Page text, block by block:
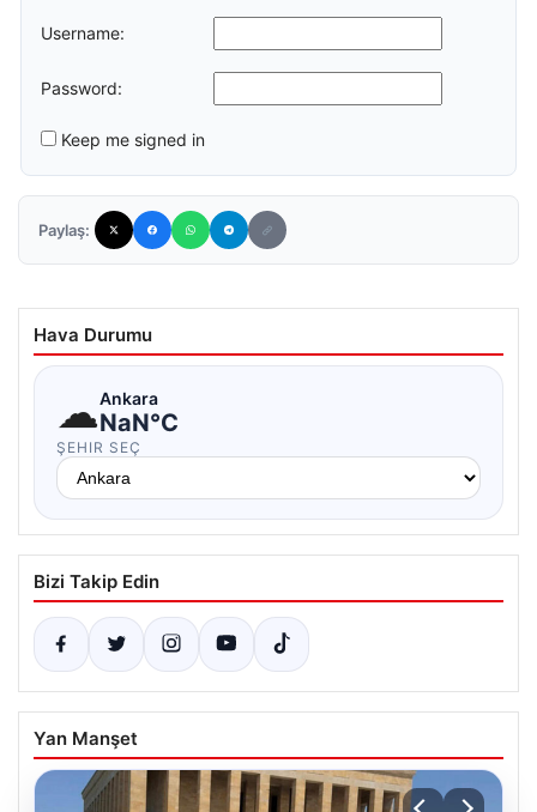
Username:
Password:
Keep me signed in
Paylaş:
Hava Durumu
☁Ankara
NaN°C
ŞEHIR SEÇ
Bizi Takip Edin
Yan Manşet